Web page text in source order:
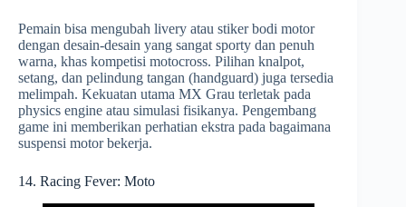
Pemain bisa mengubah livery atau stiker bodi motor
dengan desain-desain yang sangat sporty dan penuh
warna, khas kompetisi motocross. Pilihan knalpot,
setang, dan pelindung tangan (handguard) juga tersedia
melimpah. Kekuatan utama MX Grau terletak pada
physics engine atau simulasi fisikanya. Pengembang
game ini memberikan perhatian ekstra pada bagaimana
suspensi motor bekerja.
14. Racing Fever: Moto